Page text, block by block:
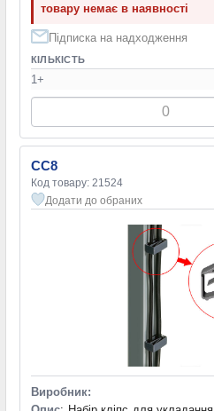
товару немає в наявності
Підписка на надходження
КІЛЬКІСТЬ
1+
CC8
Код товару: 21524
Додати до обраних
Виробник: